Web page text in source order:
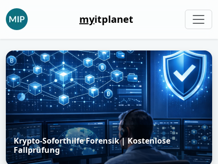
myitplanet
Krypto-Soforthilfe Forensik | Kostenlose
Fallprüfung